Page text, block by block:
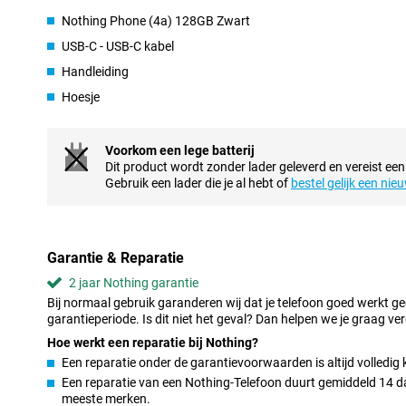
bijvoorbeeld wanneer je wordt gebeld, zonder dat je steeds je
handig als je minder afgeleid wilt worden. Je stelt zelf in welke
Essential AI
Alles wordt opgeslagen in Essential Space, een centrale plek
websites samenkomen. De software haalt automatisch
zodat jij sneller terugvindt wat je zoekt.
Camera’s
Met de Nothing Phone (4a) 128GB Zwart leg je elk moment
hoofdcamera zorgt voor scherpe en heldere foto’s, ook bij
beeldstabilisatie blijven je beelden scherp als je hand beweegt.
onderwerpen dichterbij zonder kwaliteitsverlies, ideaal voor
groepsfoto’s gebruik je de groothoeklens.
De TrueLens Engine 4.0 optimaliseert je foto’s automatisch met
Nothing Phone (4a) 128GB Zwart
USB-C - USB-C kabel
Handleiding
Hoesje
Voorkom een lege batterij
Dit product wordt zonder lader geleverd en vereist
Gebruik een lader die je al hebt of bestel gelijk een
Garantie & Reparatie
2 jaar Nothing garantie
Bij normaal gebruik garanderen wij dat je telefoon goed werkt
garantieperiode. Is dit niet het geval? Dan helpen we je graag
Hoe werkt een reparatie bij Nothing?
Een reparatie onder de garantievoorwaarden is altijd volledig
Een reparatie van een Nothing-Telefoon duurt gemiddeld 14
meeste merken.